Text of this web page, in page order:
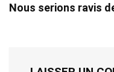
Nous serions ravis